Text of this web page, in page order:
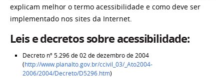
explicam melhor o termo acessibilidade e como deve ser
implementado nos sites da Internet.
Leis e decretos sobre acessibilidade:
Decreto nº 5.296 de 02 de dezembro de 2004
(http://www.planalto.gov.br/ccivil_03/_Ato2004-
2006/2004/Decreto/D5296.htm)